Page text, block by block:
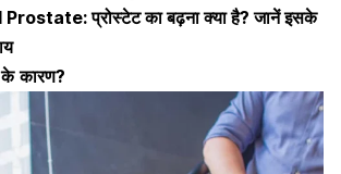
प्रोस्टेट का बढ़ना क्या है? जानें इसके
के कारण?